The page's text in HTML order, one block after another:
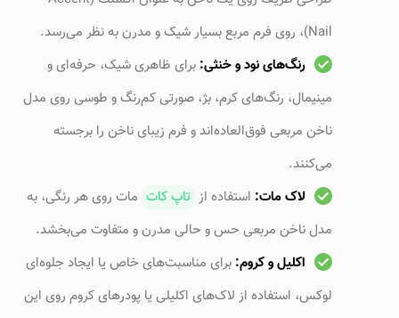
Nail)، روی فرم مربع بسیار شیک و مدرن به نظر می‌رسد.
رنگ‌های نود و خنثی: برای ظاهری شیک، حرفه‌ای و
مینیمال، رنگ‌های کرم، بژ، صورتی کم‌رنگ و طوسی روی مدل
ناخن مربعی فوق‌العاده‌اند و فرم زیبای ناخن را برجسته
می‌کنند.
لاک مات: استفاده از تاپ کات مات روی هر رنگی، به
مدل ناخن مربعی حس و حالی مدرن و متفاوت می‌بخشد.
اکلیل و کروم: برای مناسبت‌های خاص یا ایجاد جلوه‌ای
لوکس، استفاده از لاک‌های اکلیلی یا پودرهای کروم روی این